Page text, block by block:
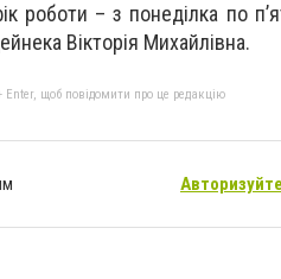
роботи – з понеділка по
Вікторія Михайлівна.
Enter, щоб повідомити про це редакцію